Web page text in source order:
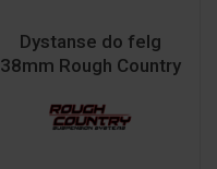
Dystanse do felg
38mm Rough Country